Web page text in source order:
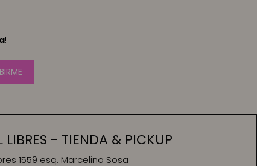
!
LIBRES - TIENDA & PICKUP
1559 esq. Marcelino Sosa